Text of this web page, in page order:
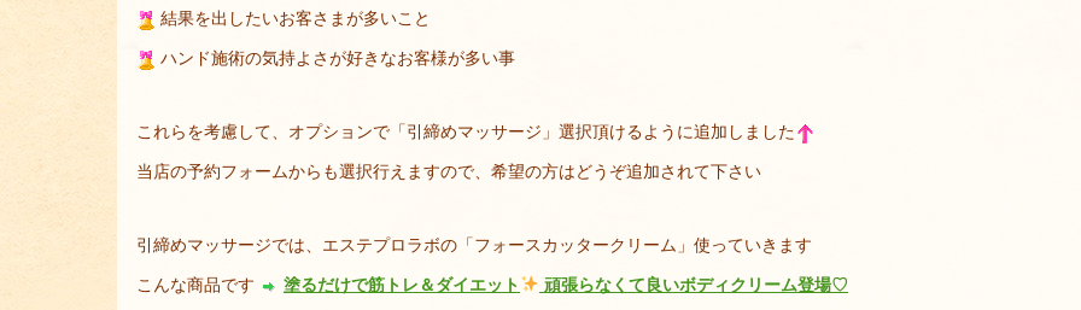
結果を出したいお客さまが多いこと
ハンド施術の気持よさが好きなお客様が多い事
これらを考慮して、オプションで「引締めマッサージ」選択頂けるように追加しました
当店の予約フォームからも選択行えますので、希望の方はどうぞ追加されて下さい
引締めマッサージでは、エステプロラボの「フォースカッタークリーム」使っていきます
こんな商品です 塗るだけで筋トレ＆ダイエット 頑張らなくて良いボディクリーム登場♡